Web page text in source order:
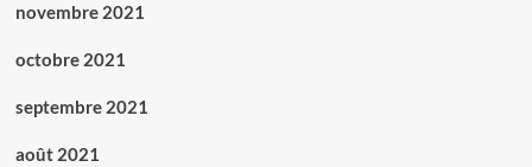
novembre 2021
octobre 2021
septembre 2021
août 2021